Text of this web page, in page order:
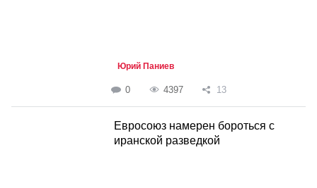
Юрий Паниев
0 4397 13
Евросоюз намерен бороться с
иранской разведкой